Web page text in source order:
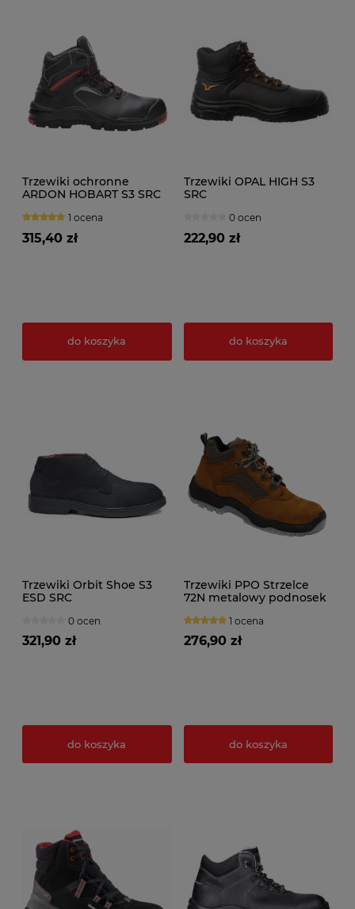
Trzewiki ochronne
ARDON HOBART S3 SRC
1 ocena
315,40 zł
do koszyka
Trzewiki OPAL HIGH S3
SRC
0 ocen
222,90 zł
do koszyka
Trzewiki Orbit Shoe S3
ESD SRC
0 ocen
321,90 zł
do koszyka
Trzewiki PPO Strzelce
72N metalowy podnosek
1 ocena
276,90 zł
do koszyka